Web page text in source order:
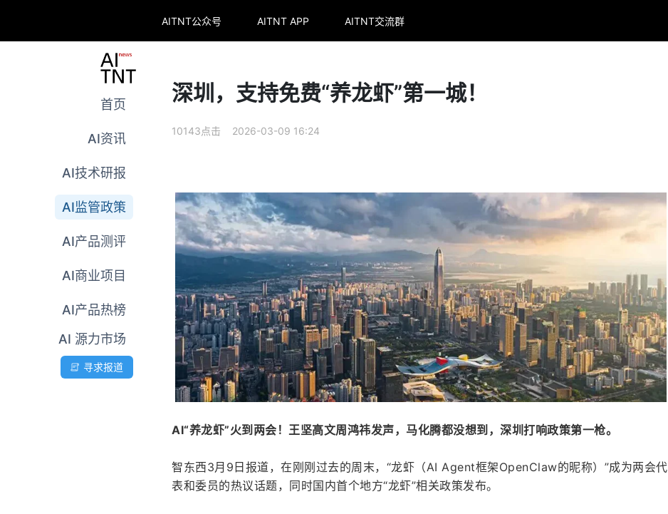
AITNT公众号 AITNT APP AITNT交流群
首页
AI资讯
AI技术研报
AI监管政策
AI产品测评
AI商业项目
AI产品热榜
AI 源力市场
寻求报道
深圳，支持免费“养龙虾”第一城！
10143点击 2026-03-09 16:24
AI“养龙虾”火到两会！王坚高文周鸿祎发声，马化腾都没想到，深圳打响政策第一枪。
智东西3月9日报道，在刚刚过去的周末，“龙虾（AI Agent框架OpenClaw的昵称）”成为两会代
表和委员的热议话题，同时国内首个地方“龙虾”相关政策发布。